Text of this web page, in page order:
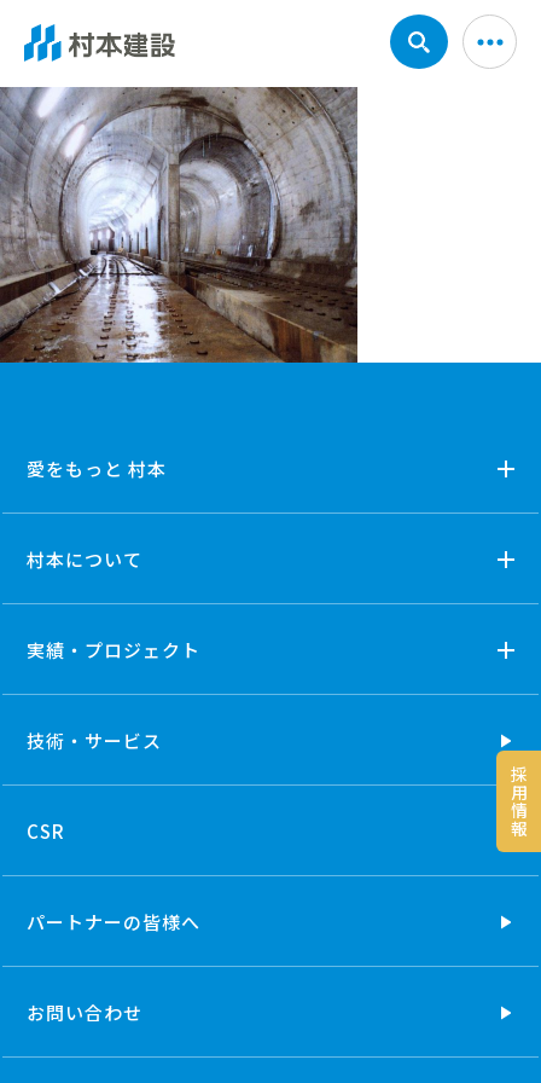
採
用
情
報
愛をもっと 村本
村本について
実績・プロジェクト
技術・ サービス
CSR
パートナーの皆様へ
お問い合わせ